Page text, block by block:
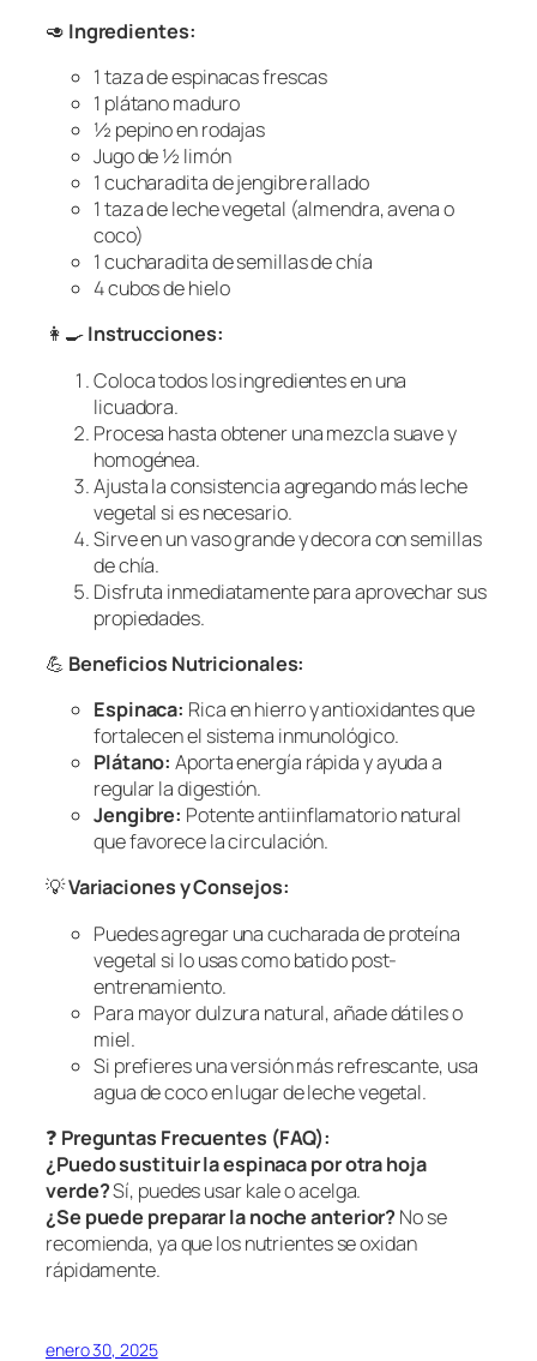
🥑 Ingredientes:
1 taza de espinacas frescas
1 plátano maduro
½ pepino en rodajas
Jugo de ½ limón
1 cucharadita de jengibre rallado
1 taza de leche vegetal (almendra, avena o
coco)
1 cucharadita de semillas de chía
4 cubos de hielo
👩‍🍳Instrucciones:
Coloca todos los ingredientes en una
licuadora.
Procesa hasta obtener una mezcla suave y
homogénea.
Ajusta la consistencia agregando más leche
vegetal si es necesario.
Sirve en un vaso grande y decora con semillas
de chía.
Disfruta inmediatamente para aprovechar sus
propiedades.
💪 Beneficios Nutricionales:
Espinaca: Rica en hierro y antioxidantes que
fortalecen el sistema inmunológico.
Plátano: Aporta energía rápida y ayuda a
regular la digestión.
Jengibre: Potente antiinflamatorio natural
que favorece la circulación.
💡Variaciones y Consejos:
Puedes agregar una cucharada de proteína
vegetal si lo usas como batido post-
entrenamiento.
Para mayor dulzura natural, añade dátiles o
miel.
Si prefieres una versión más refrescante, usa
agua de coco en lugar de leche vegetal.
❓ Preguntas Frecuentes (FAQ):
¿Puedo sustituir la espinaca por otra hoja
verde?Sí, puedes usar kale o acelga.
¿Se puede preparar la noche anterior?No se
recomienda, ya que los nutrientes se oxidan
rápidamente.
enero 30, 2025